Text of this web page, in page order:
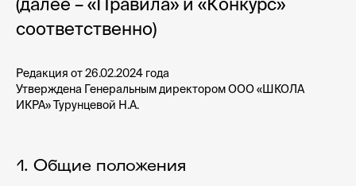
(далее – «Правила» и «Конкурс»
соответственно)
Редакция от 26.02.2024 года
Утверждена Генеральным директором ООО «ШКОЛА
ИКРА» Турунцевой Н.А.
Общие положения